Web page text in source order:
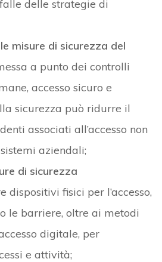
delle strategie di
misure di sicurezza del
a punto dei controlli
accesso sicuro e
sicurezza può ridurre il
associati all’accesso non
aziendali;
di sicurezza
dispositivi fisici per l’accesso,
le barriere, oltre ai metodi
digitale, per
e attività;